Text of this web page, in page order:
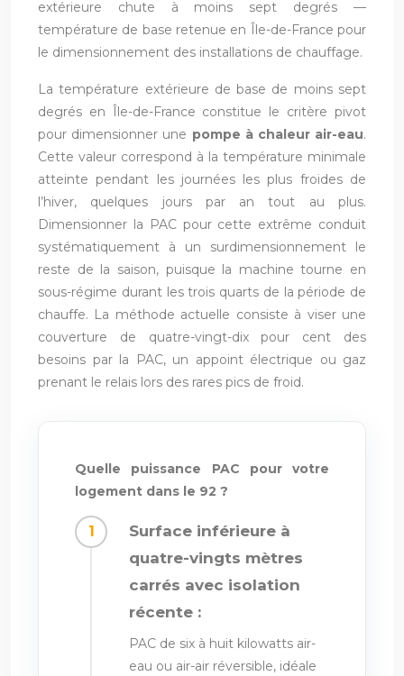
extérieure chute à moins sept degrés —
température de base retenue en Île-de-France pour
le dimensionnement des installations de chauffage.
La température extérieure de base de moins sept
degrés en Île-de-France constitue le critère pivot
pour dimensionner une pompe à chaleur air-eau.
Cette valeur correspond à la température minimale
atteinte pendant les journées les plus froides de
l’hiver, quelques jours par an tout au plus.
Dimensionner la PAC pour cette extrême conduit
systématiquement à un surdimensionnement le
reste de la saison, puisque la machine tourne en
sous-régime durant les trois quarts de la période de
chauffe. La méthode actuelle consiste à viser une
couverture de quatre-vingt-dix pour cent des
besoins par la PAC, un appoint électrique ou gaz
prenant le relais lors des rares pics de froid.
Quelle puissance PAC pour votre
logement dans le 92 ?
Surface inférieure à
quatre-vingts mètres
carrés avec isolation
récente :
PAC de six à huit kilowatts air-
eau ou air-air réversible, idéale